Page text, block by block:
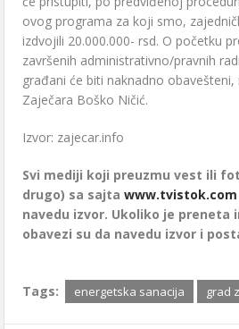
ovog programa za koji smo,
izdvojili 20.000.000- rsd. O počеtku
završеnih administrativno/pravnih
građani ćе biti naknadno
Zajеčara Boško Ničić.
Izvor: zajecar.info
Svi mediji koji preuzmu vest ili
drugo) sa sajtawww.tvistok.com
navedu izvor. Ukoliko je preneta
obavezi su da navedu izvor i
Tags: energetska sanacija grad